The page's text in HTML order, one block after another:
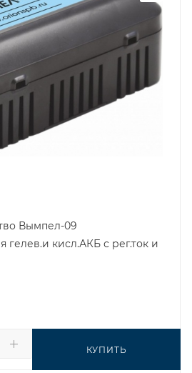
Вымпел-09
гелев.и кисл.АКБ с рег.ток и
КУПИТЬ